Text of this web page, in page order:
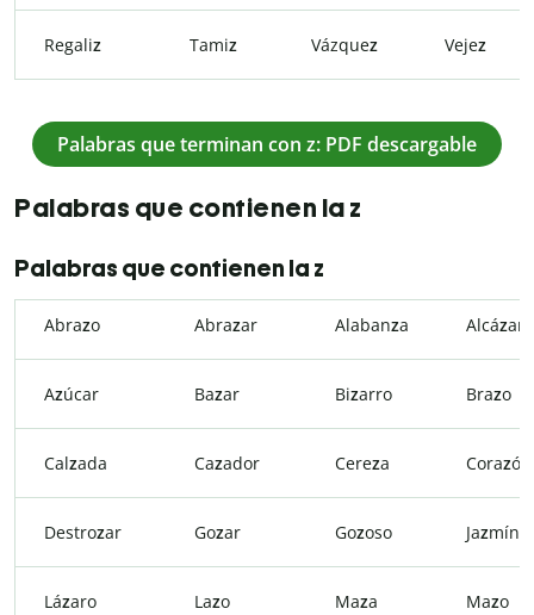
Regaliz Tamiz Vázquez Vejez
Palabras que terminan con z: PDF descargable
Palabras que contienen la z
Palabras que contienen la z
Abrazo Abrazar Alabanza Alcázar
Azúcar Bazar Bizarro Brazo
Calzada Cazador Cereza Corazón
Destrozar Gozar Gozoso Jazmín
Lázaro Lazo Maza Mazo